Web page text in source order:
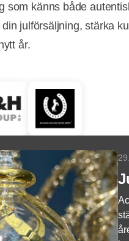
som känns både
julförsäljning, stärka
år.